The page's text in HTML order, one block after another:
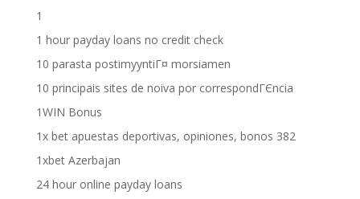
1
1 hour payday loans no credit check
10 parasta postimyyntiГ¤ morsiamen
10 principais sites de noiva por correspondГЄncia
1WIN Bonus
1x bet apuestas deportivas, opiniones, bonos 382
1xbet Azerbajan
24 hour online payday loans